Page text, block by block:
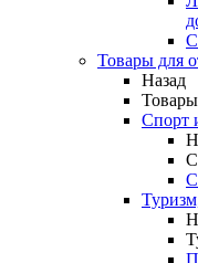
Товары для
Назад
Спорт